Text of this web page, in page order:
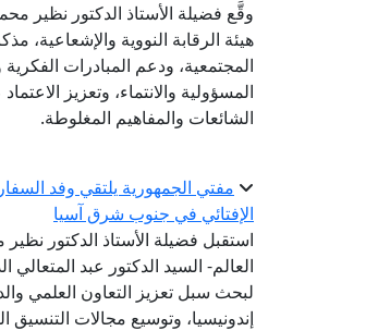
وقَّع فضيلة الأستاذ الدكتور نظير
هيئة الرقابة النووية والإشعاعية،
المجتمعية، ودعم المبادرات
المسؤولية والانتماء، وتعزيز
الشائعات والمفاهيم المغلوطة.
مفتي الجمهورية يلتقي وفد
الإفتائي في جنوب شرق آسيا
استقبل فضيلة الأستاذ الدكتور
العالم- السيد الدكتور عبد المتعالي
لبحث سبل تعزيز التعاون العلمي
إندونيسيا، وتوسيع مجالات